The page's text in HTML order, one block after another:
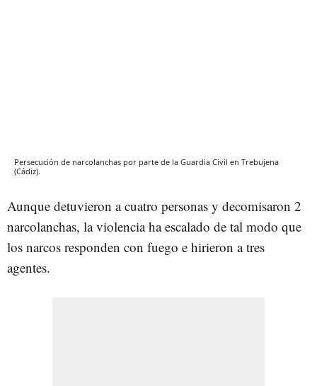
Persecución de narcolanchas por parte de la Guardia Civil en Trebujena
(Cádiz).
Aunque detuvieron a cuatro personas y decomisaron 2
narcolanchas, la violencia ha escalado de tal modo que
los narcos responden con fuego e hirieron a tres
agentes.